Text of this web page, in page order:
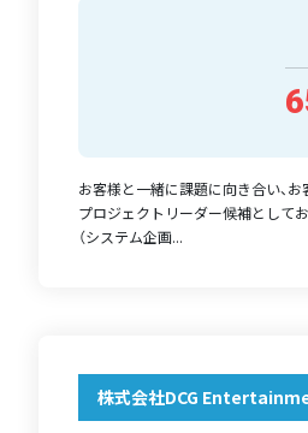
お客様と一緒に課題に向き合い、
プロジェクトリーダー候補として
（システム企画...
株式会社DCG